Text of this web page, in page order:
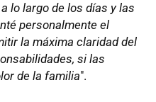
lo largo de los días y las
personalmente el
la máxima claridad del
si las
de la familia".